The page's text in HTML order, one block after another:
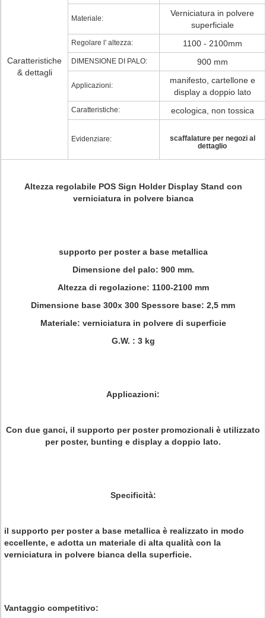
Caratteristiche
& dettagli
Materiale:
Verniciatura in polvere
superficiale
Regolare l' altezza: 1100 - 2100mm
DIMENSIONE DI PALO: 900 mm
Applicazioni:
manifesto, cartellone e
display a doppio lato
Caratteristiche: ecologica, non tossica
Evidenziare:
scaffalature per negozi al
dettaglio
Altezza regolabile POS Sign Holder Display Stand con
verniciatura in polvere bianca
supporto per poster a base metallica
Dimensione del palo: 900 mm.
Altezza di regolazione: 1100-2100 mm
Dimensione base 300x 300 Spessore base: 2,5 mm
Materiale: verniciatura in polvere di superficie
G.W. : 3 kg
Applicazioni:
Con due ganci, il supporto per poster promozionali è utilizzato
per poster, bunting e display a doppio lato.
Specificità:
il supporto per poster a base metallica è realizzato in modo
eccellente, e adotta un materiale di alta qualità con la
verniciatura in polvere bianca della superficie.
Vantaggio competitivo: